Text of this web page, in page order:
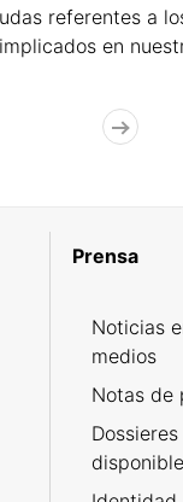
referentes a
implicados en
Prensa
Noticias
medios
Notas de
Dossieres